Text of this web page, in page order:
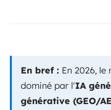
En bref : En 2026,
dominé par l'IA
générative (GEO/